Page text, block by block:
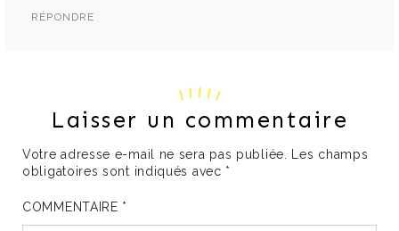
RÉPONDRE
Laisser un commentaire
Votre adresse e-mail ne sera pas publiée. Les champs
obligatoires sont indiqués avec *
COMMENTAIRE *